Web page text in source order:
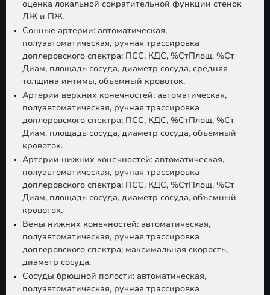
оценка локальной сократительной функции стенок
ЛЖ и ПЖ.
Сонные артерии: автоматическая,
полуавтоматическая, ручная трассировка
доплеровского спектра; ПСС, КДС, %СтПлощ, %Ст
Диам, площадь сосуда, диаметр сосуда, средняя
толщина интимы, объемный кровоток.
Артерии верхних конечностей: автоматическая,
полуавтоматическая, ручная трассировка
доплеровского спектра; ПСС, КДС, %СтПлощ, %Ст
Диам, площадь сосуда, диаметр сосуда, объемный
кровоток.
Артерии нижних конечностей: автоматическая,
полуавтоматическая, ручная трассировка
доплеровского спектра; ПСС, КДС, %СтПлощ, %Ст
Диам, площадь сосуда, диаметр сосуда, объемный
кровоток.
Вены нижних конечностей: автоматическая,
полуавтоматическая, ручная трассировка
доплеровского спектра; максимальная скорость,
диаметр сосуда.
Сосуды брюшной полости: автоматическая,
полуавтоматическая, ручная трассировка